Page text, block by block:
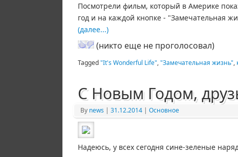
Посмотрели фильм, который в Америке
год и на каждой кнопке - "Замечательная
(далее...)
(никто еще не проголосовал)
Tagged"It's Wonderful Life","Замечательная жизнь",
С Новым Годом,
By news | 31.12.2014 | Основное
Надеюсь, у всех сегодня сине-зеленые